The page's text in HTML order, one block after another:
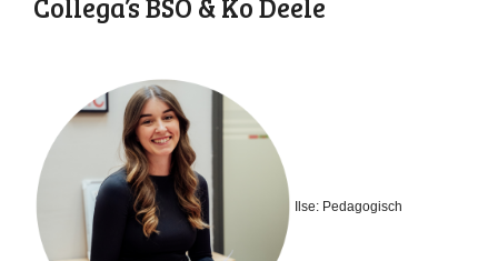
Ilse: Pedagogisch